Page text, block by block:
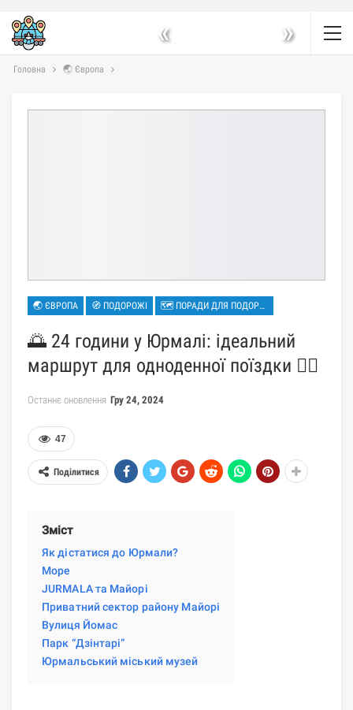
« »
Головна 🌏 Європа
🌏 ЄВРОПА 🧭 ПОДОРОЖІ 🗺 ПОРАДИ ДЛЯ ПОДОРОЖЕЙ
🌅 24 години у Юрмалі: ідеальний
маршрут для одноденної поїздки 🚶‍♂️
Останнє оновлення Гру 24, 2024
47
Поділитися
Зміст
Як дістатися до Юрмали?
Море
JURMALA та Майорі
Приватний сектор району Майорі
Вулиця Йомас
Парк “Дзінтарі”
Юрмальський міський музей